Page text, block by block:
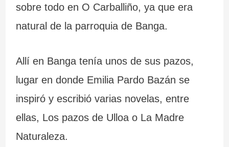
sobre todo en O Carballiño, ya que era
natural de la parroquia de Banga.
Allí en Banga tenía unos de sus pazos,
lugar en donde Emilia Pardo Bazán se
inspiró y escribió varias novelas, entre
ellas, Los pazos de Ulloa o La Madre
Naturaleza.